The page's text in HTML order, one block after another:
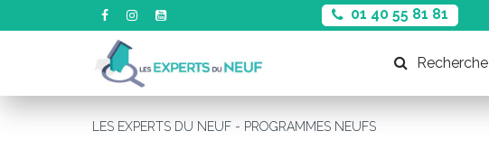
01 40 55 81 81
Recherche
LES EXPERTS DU NEUF - PROGRAMMES NEUFS